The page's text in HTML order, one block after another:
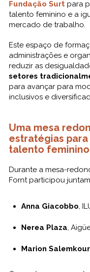
Fundação Surtpara
talento feminino e a
mercado de trabalho.
Este espaço de
administrações e
reduzir as
setores
para avançar para
inclusivos e
Uma mesa
estratégias
talento feminino
Durante a mesa-
Fornt participou
Anna Giacobbo,
Nerea Plaza,
Marion Salemkour